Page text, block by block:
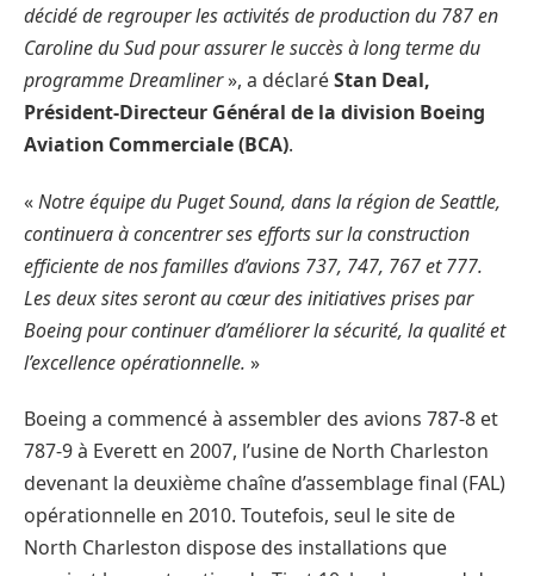
décidé de regrouper les activités de production du 787 en
Caroline du Sud pour assurer le succès à long terme du
programme Dreamliner», a déclaréStan Deal,
Président-Directeur Général de la division Boeing
Aviation Commerciale (BCA).
«Notre équipe du Puget Sound, dans la région de Seattle,
continuera à concentrer ses efforts sur la construction
efficiente de nos familles d’avions 737, 747, 767 et 777.
Les deux sites seront au cœur des initiatives prises par
Boeing pour continuer d’améliorer la sécurité, la qualité et
l’excellence opérationnelle. »
Boeing a commencé à assembler des avions 787-8 et
787-9 à Everett en 2007, l’usine de North Charleston
devenant la deuxième chaîne d’assemblage final (FAL)
opérationnelle en 2010. Toutefois, seul le site de
North Charleston dispose des installations que